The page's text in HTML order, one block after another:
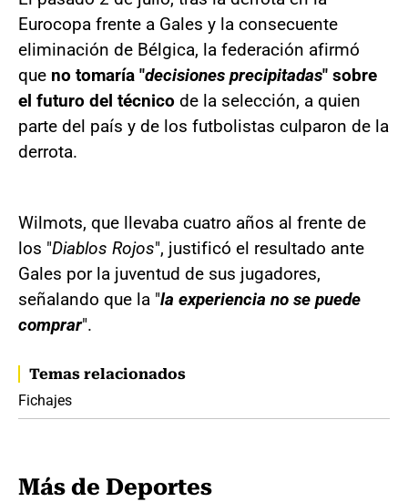
Eurocopa frente a Gales y la consecuente
eliminación de Bélgica, la federación afirmó
que no tomaría "decisiones precipitadas" sobre
el futuro del técnico de la selección, a quien
parte del país y de los futbolistas culparon de la
derrota.
Wilmots, que llevaba cuatro años al frente de
los "Diablos Rojos", justificó el resultado ante
Gales por la juventud de sus jugadores,
señalando que la "la experiencia no se puede
comprar".
Temas relacionados
Fichajes
Más de Deportes